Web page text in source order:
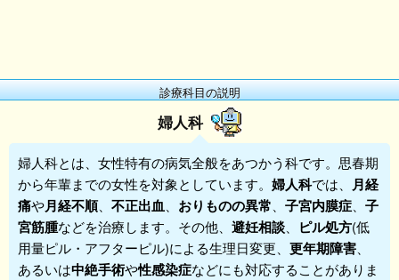
診療科目の説明
婦人科
婦人科とは、女性特有の病気全般をあつかう科です。思春期
から年輩までの女性を対象としています。 婦人科では、 月経
痛や月経不順、 不正出血 おりものの異常 子宮内膜症
子
宮筋腫などを治療します。その他、 避妊相談 ピル処方(低
用量ピル・アフターピル)による生理日変更、 更年期障害
あるいは中絶手術や性感染症などにも対応することがありま